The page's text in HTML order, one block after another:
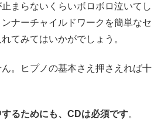
まらないくらいボロボロ泣いてし
ナーチャイルドワークを簡単なセ
てみてはいかがでしょう。
。ヒプノの基本さえ押さえれば十
るためにも、CDは必須です。